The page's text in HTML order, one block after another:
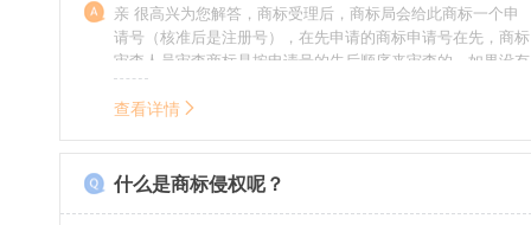
亲 很高兴为您解答，商标受理后，商标局会给此商标一个申
请号（核准后是注册号），在先申请的商标申请号在先，商标
审查人员审查商标是按申请号的先后顺序来审查的，如果没有
特殊情况（受理案件需要，被异议等），不会延迟也不会提
前。
查看详情
什么是商标侵权呢？